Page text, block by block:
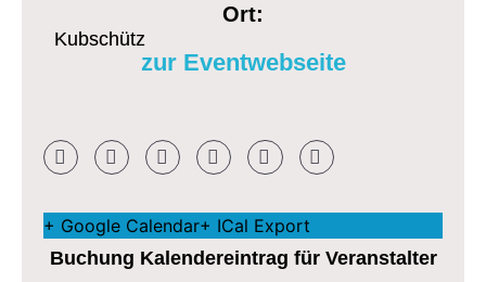
Ort:
Kubschütz
zur Eventwebseite
+ Google Calendar+ ICal Export
Buchung Kalendereintrag für Veranstalter